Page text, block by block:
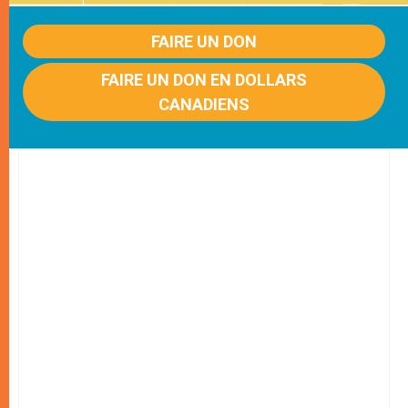
FAIRE UN DON
FAIRE UN DON EN DOLLARS
CANADIENS